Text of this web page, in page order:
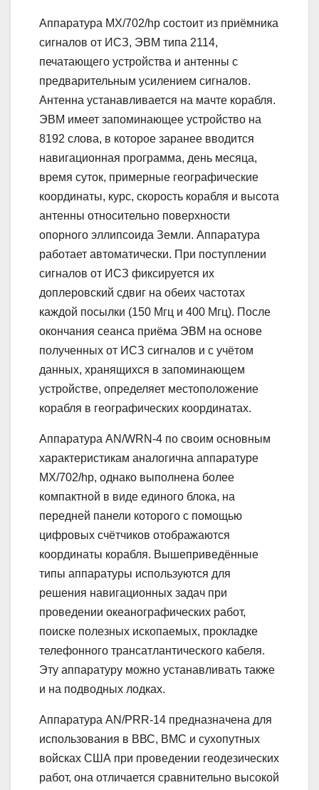
Аппаратура МХ/702/hp состоит из приёмника
сигналов от ИСЗ, ЭВМ типа 2114,
печатающего устройства и антенны с
предварительным усилением сигналов.
Антенна устанавливается на мачте корабля.
ЭВМ имеет запоминающее устройство на
8192 слова, в которое заранее вводится
навигационная программа, день месяца,
время суток, примерные географические
координаты, курс, скорость корабля и высота
антенны относительно поверхности
опорного эллипсоида Земли. Аппаратура
работает автоматически. При поступлении
сигналов от ИСЗ фиксируется их
доплеровский сдвиг на обеих частотах
каждой посылки (150 Мгц и 400 Мгц). После
окончания сеанса приёма ЭВМ на основе
полученных от ИСЗ сигналов и с учётом
данных, хранящихся в запоминающем
устройстве, определяет местоположение
корабля в географических координатах.
Аппаратура AN/WRN-4 по своим основным
характеристикам аналогична аппаратуре
МХ/702/hp, однако выполнена более
компактной в виде единого блока, на
передней панели которого с помощью
цифровых счётчиков отображаются
координаты корабля. Вышеприведённые
типы аппаратуры используются для
решения навигационных задач при
проведении океанографических работ,
поиске полезных ископаемых, прокладке
телефонного трансатлантического кабеля.
Эту аппаратуру можно устанавливать также
и на подводных лодках.
Аппаратура AN/PRR-14 предназначена для
использования в ВВС, ВМС и сухопутных
войсках США при проведении геодезических
работ, она отличается сравнительно высокой